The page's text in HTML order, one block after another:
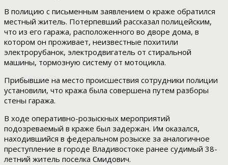
В полицию с письменным заявлением о краже обратился
местный житель. Потерпевший рассказал полицейским,
что из его гаража, расположенного во дворе дома, в
котором он проживает, неизвестные похитили
электрорубанок, электродвигатель от стиральной
машины, тормозную систему от мотоцикла.
Прибывшие на место происшествия сотрудники полиции
установили, что кража была совершена путем разборы
стены гаража.
В ходе оперативно-розыскных мероприятий
подозреваемый в краже был задержан. Им оказался,
находившийся в федеральном розыске за аналогичное
преступление в городе Владивостоке ранее судимый 38-
летний житель поселка Смидович.